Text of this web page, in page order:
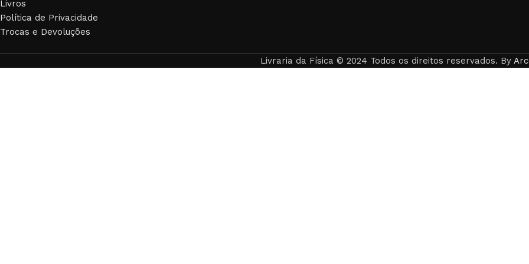
Livros
Política de Privacidade
Trocas e Devoluções
Livraria da Física © 2024 Todos os direitos reservados. By